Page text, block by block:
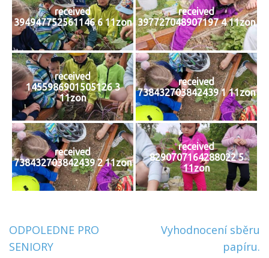
received
394947752561146 6 11zon
received
397727048907197 4 11zon
received
1455986901505126 3
11zon
received
738432703842439 1 11zon
received
738432703842439 2 11zon
received
8290707164288022 5
11zon
Navigace
pro
ODPOLEDNE PRO
SENIORY
Vyhodnocení sběru
papíru.